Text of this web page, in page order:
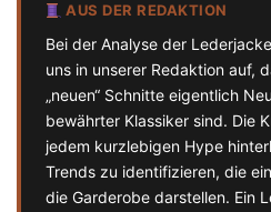
AUS DER REDAKTION
Bei der Analyse der
uns in unserer Redaktion auf,
„neuen“ Schnitte eigentlich
bewährter Klassiker sind. Die
jedem kurzlebigen Hype
Trends zu identifizieren, die
die Garderobe darstellen. Ein